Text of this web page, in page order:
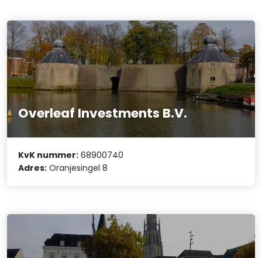
Overleaf Investments B.V.
KvK nummer: 68900740
Adres: Oranjesingel 8